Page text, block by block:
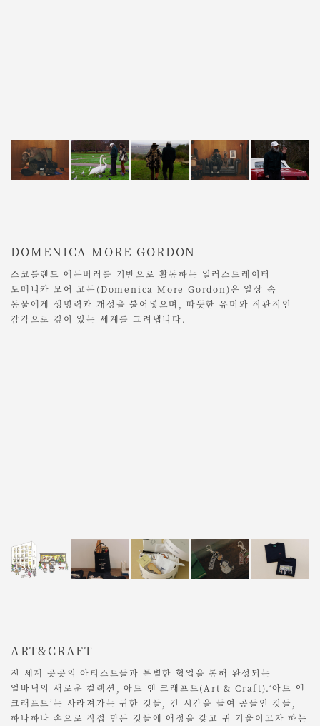
DOMENICA MORE GORDON
스코틀랜드 에든버러를 기반으로 활동하는 일러스트레이터
도메니카 모어 고든(Domenica More Gordon)은 일상 속
동물에게 생명력과 개성을 불어넣으며, 따뜻한 유머와 직관적인
감각으로 깊이 있는 세계를 그려냅니다.
ART&CRAFT
전 세계 곳곳의 아티스트들과 특별한 협업을 통해 완성되는
얼바닉의 새로운 컬렉션, 아트 앤 크래프트(Art & Craft).‘아트 앤
크래프트’는 사라져가는 귀한 것들, 긴 시간을 들여 공들인 것들,
하나하나 손으로 직접 만든 것들에 애정을 갖고 귀 기울이고자 하는